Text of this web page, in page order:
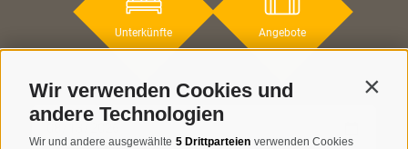
Wir verwenden Cookies und
andere Technologien
Wir und andere ausgewählte 5 Drittparteien verwenden Cookies
Unterkünfte Angebote